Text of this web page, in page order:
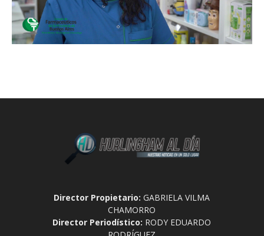
Director Propietario: GABRIELA VILMA
CHAMORRO
Director Periodístico: RODY EDUARDO